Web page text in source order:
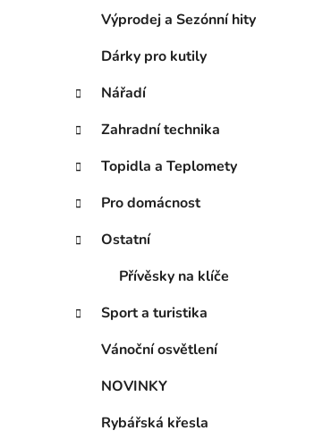
t
r
a
n
í
a
l
Přeskočit
kategorie
g
r
e
Výprodej a Sezónní hity
Dárky pro kutily
Nářadí
Zahradní technika
Topidla a Teplomety
Pro domácnost
Ostatní
Přívěsky na klíče
Sport a turistika
Vánoční osvětlení
NOVINKY
Rybářská křesla